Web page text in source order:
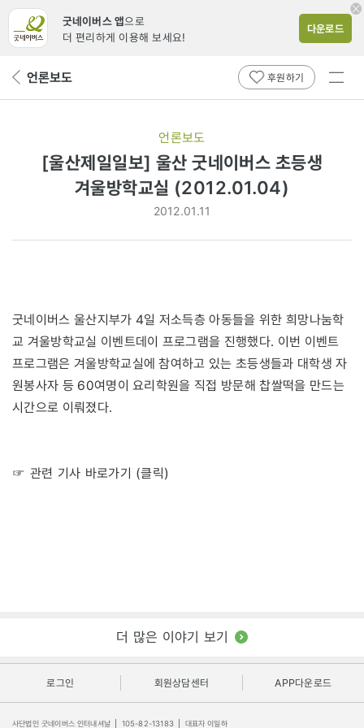
굿네이버스 앱으로
더 편리하게 이용해 보세요!
다운로드
뒤 언론보도 후원하기
전체
언론보도
[울산제일일보] 울산 굿네이버스 초등생
겨울방학교실 (2012.01.04)
2012.01.11
굿네이버스 울산지부가 4일 저소득층 아동들을 위한 희망나눔학
교 겨울방학교실 이벤트데이 프로그램을 진행했다. 이번 이벤트
프로그램은 겨울방학교실에 참여하고 있는 초등생들과 대학생 자
원봉사자 등 60여명이 요리학원을 직접 방문해 찹쌀떡을 만드는
시간으로 이뤄졌다.
☞ 관련 기사 바로가기 (클릭)
더 많은 이야기 보기
로그인 회원상담센터 APP다운로드
사단법인 굿네이버스 인터내셔날 105-82-13183 대표자 이일하